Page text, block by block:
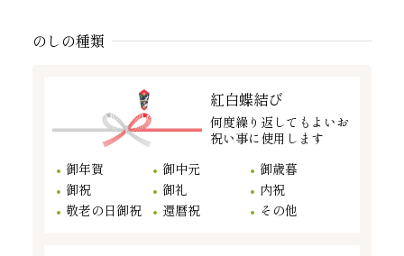
のしの種類
紅白蝶結び
何度繰り返してもよいお
祝い事に使用します
御年賀
御中元
御歳暮
御祝
御礼
内祝
敬老の日御祝
還暦祝 その他